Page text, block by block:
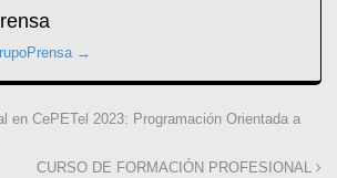
→
en CePETel 2023: Programación Orientada a
CURSO DE FORMACIÓN PROFESIONAL